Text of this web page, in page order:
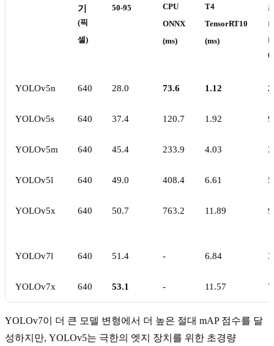
기
(픽
셀)
50-95
CPU
ONNX
(ms)
T4
TensorRT10
(ms)
YOLOv5n 640 28.0 73.6 1.12
YOLOv5s 640 37.4 120.7 1.92
YOLOv5m 640 45.4 233.9 4.03
YOLOv5l 640 49.0 408.4 6.61
YOLOv5x 640 50.7 763.2 11.89
YOLOv7l 640 51.4 - 6.84
YOLOv7x 640 53.1 - 11.57
YOLOv7이 더 큰 모델 변형에서 더 높은 절대 mAP 점수를 달
성하지만, YOLOv5는 극한의 엣지 장치를 위한 초경량